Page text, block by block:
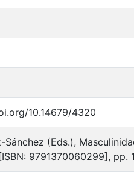
10.14679/4320
(Eds.),
9791370060299], pp.